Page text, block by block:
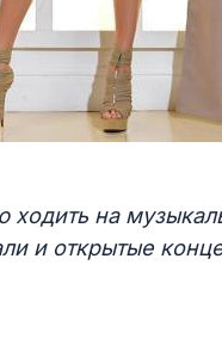
ходить на
и открытые